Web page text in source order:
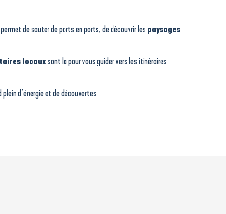
de sauter de ports en ports, de découvrir les paysages
locauxsont là pour vous guider vers les itinéraires
plein d’énergie et de découvertes.